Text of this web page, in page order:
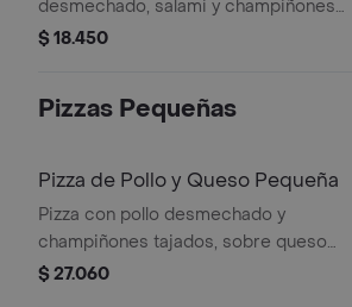
desmechado, salami y champiñones
tajados, sobre queso mozzarella de la
$ 18.450
Pizzas Pequeñas
Pizza de Pollo y Queso Pequeña
Pizza con pollo desmechado y
champiñones tajados, sobre queso
mozzarella de la casa.
$ 27.060